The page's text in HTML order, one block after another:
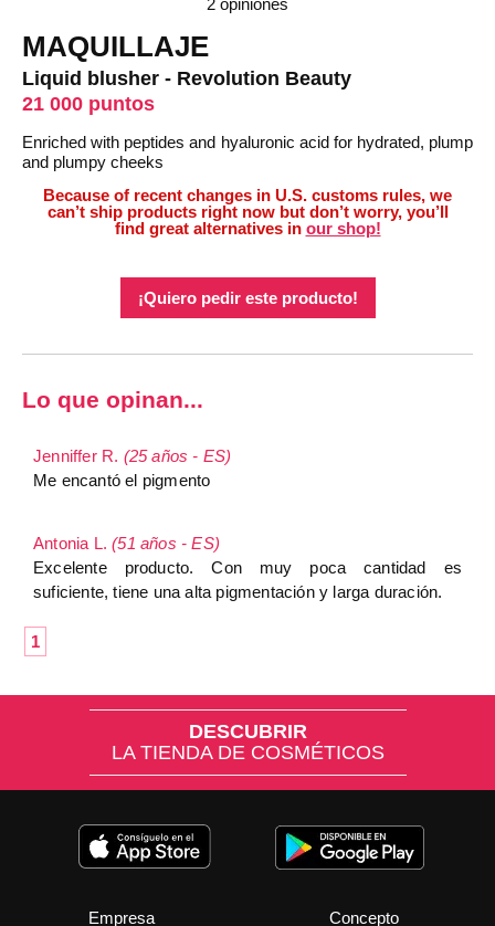
2 opiniones
MAQUILLAJE
Liquid blusher - Revolution Beauty
21 000 puntos
Enriched with peptides and hyaluronic acid for hydrated, plump
and plumpy cheeks
Because of recent changes in U.S. customs rules, we
can’t ship products right now but don’t worry, you’ll
find great alternatives in our shop!
¡Quiero pedir este producto!
Lo que opinan...
Jenniffer R. (25 años - ES)
Me encantó el pigmento
Antonia L.(51 años - ES)
Excelente producto. Con muy poca cantidad es
suficiente, tiene una alta pigmentación y larga duración.
1
DESCUBRIR
LA TIENDA DE COSMÉTICOS
Empresa Concepto